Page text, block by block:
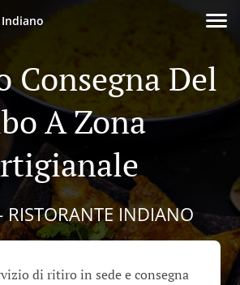
Consegna Del
A Zona
INDIANO
di ritiro in sede e consegna